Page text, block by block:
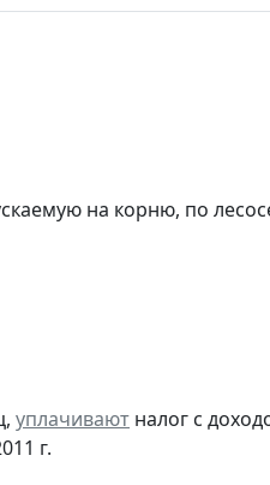
на корню, по
уплачивают налог с
г.